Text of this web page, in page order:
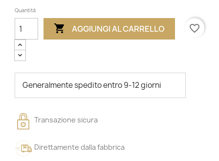
Quantità
 AGGIUNGI AL CARRELLO favorite_border
Generalmente spedito entro 9-12 giorni
Transazione sicura
Direttamente dalla fabbrica